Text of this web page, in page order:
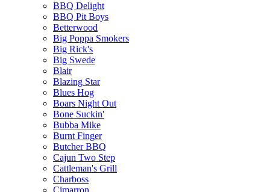
BBQ Delight
BBQ Pit Boys
Betterwood
Big Poppa Smokers
Big Rick's
Big Swede
Blair
Blazing Star
Blues Hog
Boars Night Out
Bone Suckin'
Bubba Mike
Burnt Finger
Butcher BBQ
Cajun Two Step
Cattleman's Grill
Charboss
Cimarron